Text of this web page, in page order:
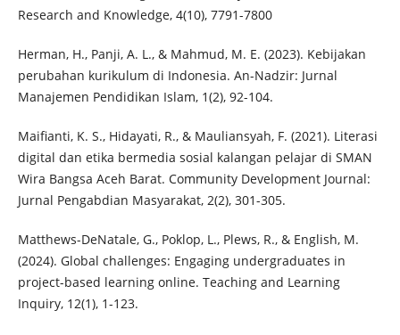
Research and Knowledge, 4(10), 7791-7800
Herman, H., Panji, A. L., & Mahmud, M. E. (2023). Kebijakan
perubahan kurikulum di Indonesia. An-Nadzir: Jurnal
Manajemen Pendidikan Islam, 1(2), 92-104.
Maifianti, K. S., Hidayati, R., & Mauliansyah, F. (2021). Literasi
digital dan etika bermedia sosial kalangan pelajar di SMAN
Wira Bangsa Aceh Barat. Community Development Journal:
Jurnal Pengabdian Masyarakat, 2(2), 301-305.
Matthews-DeNatale, G., Poklop, L., Plews, R., & English, M.
(2024). Global challenges: Engaging undergraduates in
project-based learning online. Teaching and Learning
Inquiry, 12(1), 1-123.